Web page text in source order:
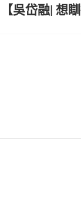
【吳岱融| 想